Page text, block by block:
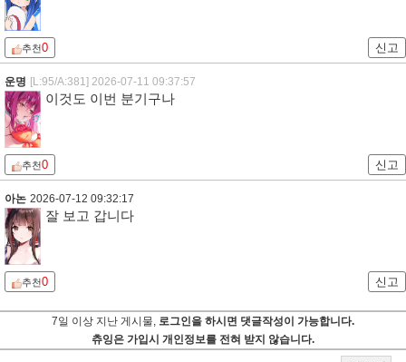
추천0 신고
운명 [L:95/A:381] 2026-07-11 09:37:57
이것도 이번 분기구나
추천0 신고
아논 2026-07-12 09:32:17
잘 보고 갑니다
추천0 신고
7일 이상 지난 게시물, 로그인을 하시면 댓글작성이 가능합니다.
츄잉은 가입시 개인정보를 전혀 받지 않습니다.